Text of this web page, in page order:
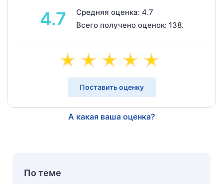
4.7
Средняя оценка: 4.7
Всего получено оценок: 138.
Поставить оценку
А какая ваша оценка?
По теме